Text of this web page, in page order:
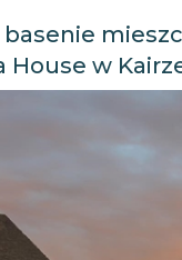
basenie
House w